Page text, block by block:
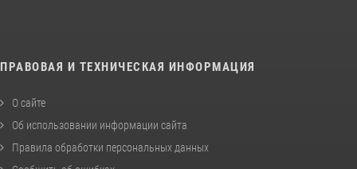
ПРАВОВАЯ И ТЕХНИЧЕСКАЯ ИНФОРМАЦИЯ
О сайте
Об использовании информации сайта
Правила обработки персональных данных